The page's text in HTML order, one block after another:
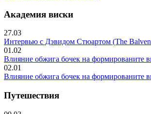
Академия виски
27.03
Интервью с Дэвидом Стюартом (The
01.02
Влияние обжига бочек на формированите
02.01
Влияние обжига бочек на формированите
Путешествия